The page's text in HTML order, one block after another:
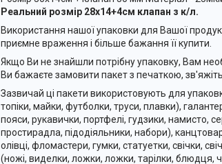
Реальний розмір 28х14+4см клапан з к/л.
Використання нашої упаковки для Вашої
приємне враження і більше бажання її купити.
Якщо Ви не знайшли потрібну упаковку, Вам
Ви бажаєте замовити пакет з печаткою,
Зазвичай ці пакети використовують для
топіки, майки, футболки, труси, плавки),
пояси, рукавички, портфелі, гудзики, намисто,
простирадла, підодіяльники, набори),
олівці, фломастери, гумки, статуетки, свічки,
(ножі, виделки, ложки, ложки, тарілки, блюдця,